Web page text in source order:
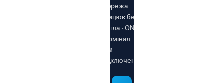
Мережа
працює без
світла · ONU-
термінал
при
підключенні